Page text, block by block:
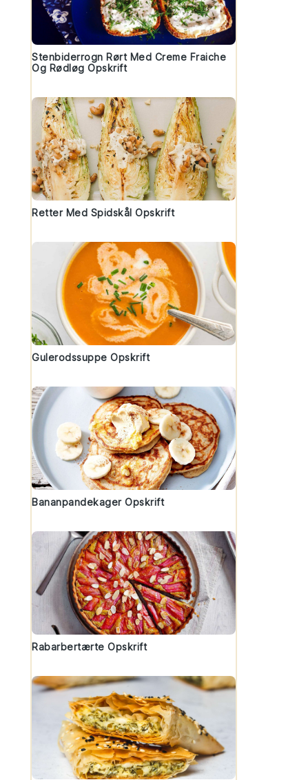
Stenbiderrogn Rørt Med Creme Fraiche
Og Rødløg Opskrift
Retter Med Spidskål Opskrift
Gulerodssuppe Opskrift
Bananpandekager Opskrift
Rabarbertærte Opskrift